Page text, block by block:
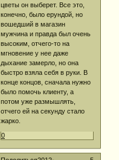
цветы он выберет. Все это,
конечно, было ерундой, но
вошедший в магазин
мужчина и правда был очень
высоким, отчего-то на
мгновение у нее даже
дыхание замерло, но она
быстро взяла себя в руки. В
конце концов, сначала нужно
было помочь клиенту, а
потом уже размышлять,
отчего ей на секунду стало
жарко.
0